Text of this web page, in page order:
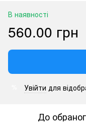
В наявності
560.00 грн
Увійти для
До